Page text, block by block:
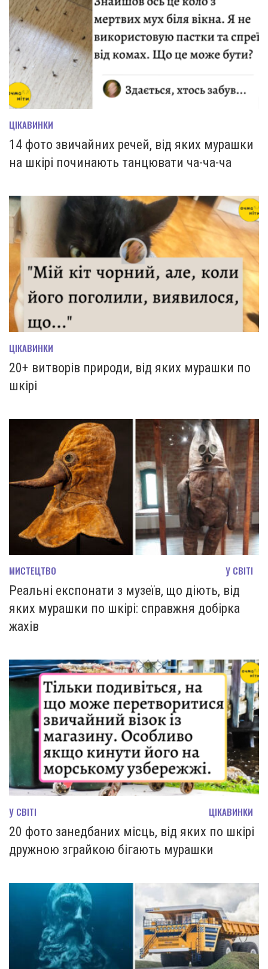
ЦІКАВИНКИ
14 фото звичайних речей, від яких мурашки
на шкірі починають танцювати ча-ча-ча
ЦІКАВИНКИ
20+ витворів природи, від яких мурашки по
шкірі
МИСТЕЦТВО У СВІТІ
Реальні експонати з музеїв, що діють, від
яких мурашки по шкірі: справжня добірка
жахів
У СВІТІ ЦІКАВИНКИ
20 фото занедбаних місць, від яких по шкірі
дружною зграйкою бігають мурашки